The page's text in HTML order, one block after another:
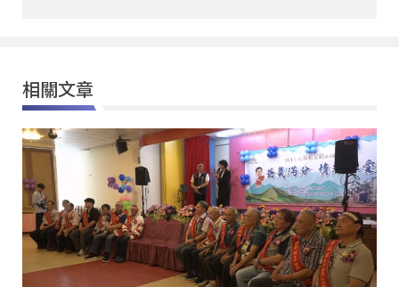
相關文章